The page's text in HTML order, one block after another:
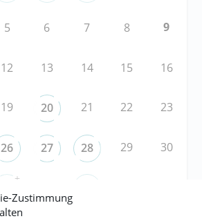
Zustimmung
5 6 7 8 9
12 13 14 15 16
19 20 21 22 23
26 27 28 29 30
+